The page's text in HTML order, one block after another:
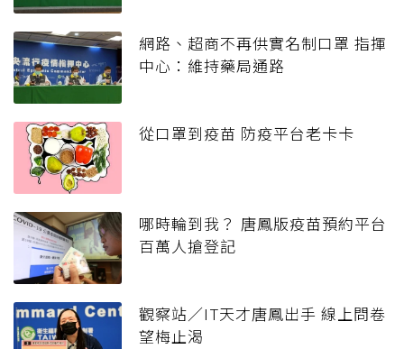
網路、超商不再供實名制口罩 指揮
中心：維持藥局通路
從口罩到疫苗 防疫平台老卡卡
哪時輪到我？ 唐鳳版疫苗預約平台
百萬人搶登記
觀察站／IT天才唐鳳出手 線上問卷
望梅止渴